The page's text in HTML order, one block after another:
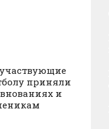
приняли
и